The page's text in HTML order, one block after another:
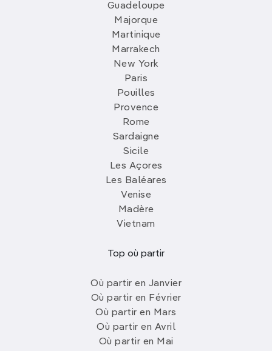
Guadeloupe
Majorque
Martinique
Marrakech
New York
Paris
Pouilles
Provence
Rome
Sardaigne
Sicile
Les Açores
Les Baléares
Venise
Madère
Vietnam
Top où partir
Où partir en Janvier
Où partir en Février
Où partir en Mars
Où partir en Avril
Où partir en Mai